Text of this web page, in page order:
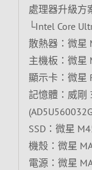
處理器升級方
└Intel Core
散熱器：微星
主機板：微星
顯示卡：微星
記憶體：威剛
SSD：微星
機殼：微星
電源：微星